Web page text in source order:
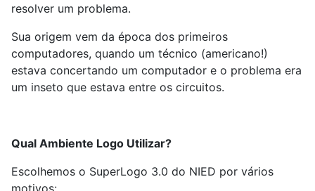
resolver um problema.
Sua origem vem da época dos primeiros
computadores, quando um técnico (americano!)
estava concertando um computador e o problema era
um inseto que estava entre os circuitos.
Qual Ambiente Logo Utilizar?
Escolhemos o SuperLogo 3.0 do NIED por vários